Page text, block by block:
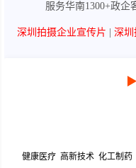
服务华南1300+政企
深圳拍摄企业宣传片 深圳
▶
健康医疗 高新技术 化工制药